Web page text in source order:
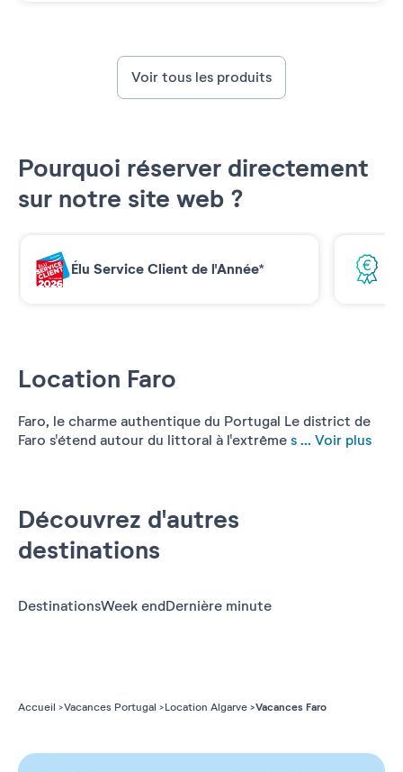
Location Faro
Faro, le charme authentique du Portugal Le district de
Faro s'étend autour du littoral à l'extrême s ... Voir plus
Voir tous les produits
Pourquoi réserver directement
sur notre site web ?
Élu Service Client de l'Année*
Découvrez d'autres
destinations
DestinationsWeek endDernière minute
Accueil Vacances Portugal Location Algarve Vacances Faro